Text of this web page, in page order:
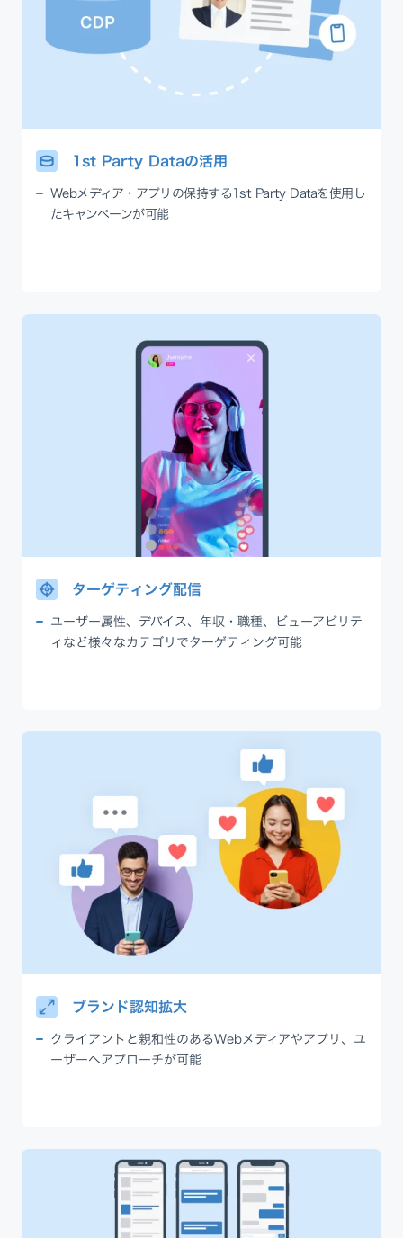
1st Party Dataの活用
Webメディア・アプリの保持する1st Party Dataを使用し
たキャンペーンが可能
ターゲティング配信
ユーザー属性、デバイス、年収・職種、ビューアビリテ
ィなど様々なカテゴリでターゲティング可能
ブランド認知拡大
クライアントと親和性のあるWebメディアやアプリ、ユ
ーザーへアプローチが可能